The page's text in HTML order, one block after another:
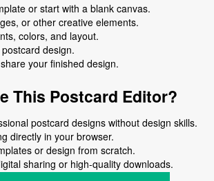
or start with a blank canvas.
or other creative elements.
colors, and layout.
design.
your finished design.
This Postcard Editor?
postcard designs without design skills.
directly in your browser.
or design from scratch.
sharing or high-quality downloads.